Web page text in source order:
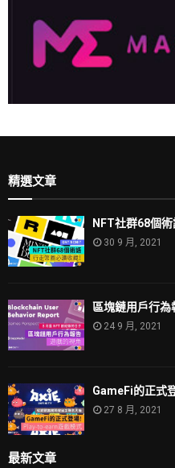
精選文章
NFT社群68個
30 9 月, 2021
區塊鏈用戶行為
24 9 月, 2021
GameFi的正式
27 8 月, 2021
最新文章